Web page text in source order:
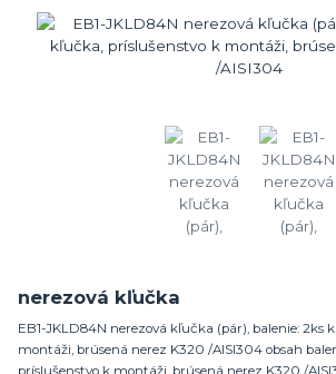
nerezová kľučka
EB1-JKLD84N nerezová kľučka (pár), balenie: 2ks
montáži, brúsená nerez K320 /AISI304 obsah